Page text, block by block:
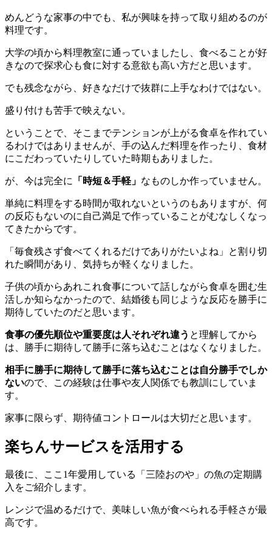
めんどうな家事の中でも、私が興味を持って取り組めるのが
料理です。
大学の頃から料理教室に通っていましたし、食べることが好
きなので探求心も食に対する意欲も高い方だと思います。
でも残念ながら、好きなだけで抜群に上手なわけではない。
盛り付けも苦手で映えない。
ということで、そこまでテンションが上がる食卓を作れてい
るわけではありませんが、手の込んだ料理を作ったり、食材
にこだわっていたりしていた時期もありました。
が、今は完全に 「時短＆手軽」 なものしか作っていません。
単純に料理をする時間が取れないというのもありますが、何
の反応もないのに自己満足で作っていることがむなしくなっ
てきたからです。
「毎食残さず食べてくれるだけでありがたいよね」と割り切
れた瞬間があり、気持ちが軽くなりました。
子供の頃からあれこれ食事について話しながら食卓を囲む生
活しか知らなかったので、結婚後も同じような反応を勝手に
期待していたのだと思います。
食事の優先順位や重要度は人それぞれ違う と理解してから
は、勝手に期待して勝手に落ち込むことはなくなりました。
相手に勝手に期待して勝手に落ち込むことは自分勝手でしか
ないので、この経験は仕事や友人関係でも教訓にしていま
す。
家事に限らず、期待値コントロールは大切だと思います。
楽ちんサービスを活用する
最後に、ここ1年愛用している「三陸おのや」の魚の定期購
入をご紹介します。
レンジで温めるだけで、美味しい魚が食べられる手軽さが最
高です。